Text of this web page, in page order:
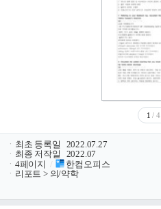
1 / 4
ㆍ 최초 등록일
2022.07.27
ㆍ 최종 저작일
2022.07
ㆍ 4페이지 /
한컴오피스
ㆍ 리포트 > 의/약학